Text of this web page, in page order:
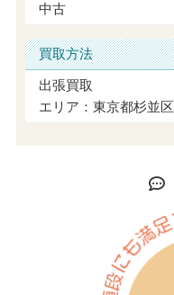
中古
買取方法
出張買取
エリア：東京都杉並区